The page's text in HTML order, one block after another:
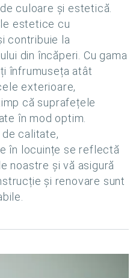
culoare și estetică.
estetice cu
contribuie la
din încăperi. Cu gama
înfrumuseța atât
exterioare,
că suprafețele
în mod optim.
calitate,
în locuințe se reflectă
noastre și vă asigură
și renovare sunt